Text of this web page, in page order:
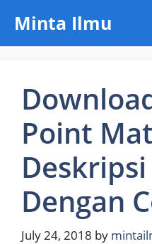
content
Minta Ilmu
Point
Dengan
July 24, 2018 by